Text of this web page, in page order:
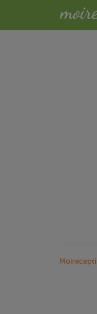
Moirecepti